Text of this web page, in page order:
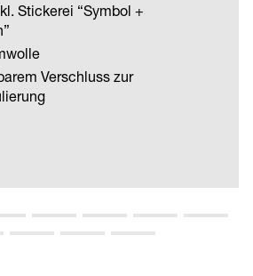
Stickerei “Symbol +
Verschluss zur